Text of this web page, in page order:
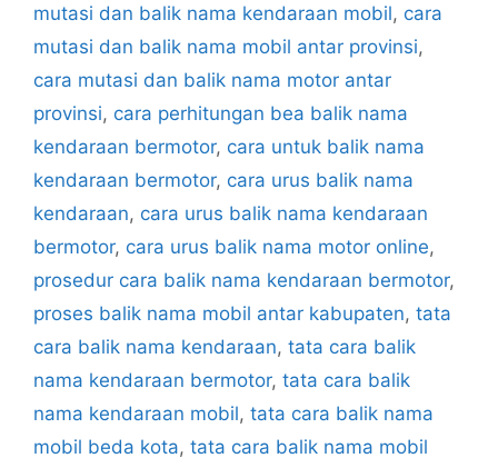
mutasi dan balik nama kendaraan mobil, cara
mutasi dan balik nama mobil antar provinsi,
cara mutasi dan balik nama motor antar
provinsi, cara perhitungan bea balik nama
kendaraan bermotor, cara untuk balik nama
kendaraan bermotor, cara urus balik nama
kendaraan, cara urus balik nama kendaraan
bermotor, cara urus balik nama motor online,
prosedur cara balik nama kendaraan bermotor,
proses balik nama mobil antar kabupaten, tata
cara balik nama kendaraan, tata cara balik
nama kendaraan bermotor, tata cara balik
nama kendaraan mobil, tata cara balik nama
mobil beda kota, tata cara balik nama mobil